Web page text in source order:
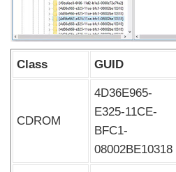
Class GUID
CDROM
4D36E965-
E325-11CE-
BFC1-
08002BE10318